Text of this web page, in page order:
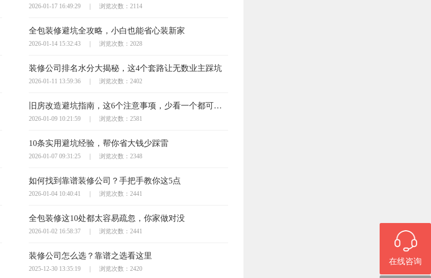
在线咨询
2026-01-17 16:49:29 | 浏览次数：2114
全包装修避坑全攻略，小白也能省心装新家
2026-01-14 15:32:43 | 浏览次数：2028
装修公司排名水分大揭秘，这4个套路让无数业主踩坑
2026-01-11 13:59:36 | 浏览次数：2402
旧房改造避坑指南，这6个注意事项，少看一个都可能返工
2026-01-09 10:21:59 | 浏览次数：2581
10条实用避坑经验，帮你省大钱少踩雷
2026-01-07 09:31:25 | 浏览次数：2348
如何找到靠谱装修公司？手把手教你这5点
2026-01-04 10:40:41 | 浏览次数：2441
全包装修这10处都太容易疏忽，你家做对没
2026-01-02 16:58:37 | 浏览次数：2441
装修公司怎么选？靠谱之选看这里
2025-12-30 13:35:19 | 浏览次数：2420